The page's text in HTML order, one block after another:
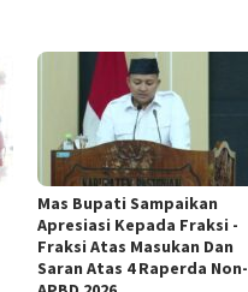
Mas Bupati Sampaikan
Apresiasi Kepada Fraksi -
Fraksi Atas Masukan Dan
Saran Atas 4 Raperda Non-